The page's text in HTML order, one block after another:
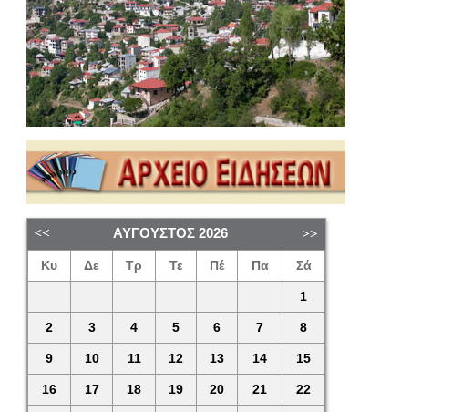
ΑΎΓΟΥΣΤΟΣ 2026
Κυ Δε Τρ Τε Πέ Πα Σά
1
2 3 4 5 6 7 8
9 10 11 12 13 14 15
16 17 18 19 20 21 22